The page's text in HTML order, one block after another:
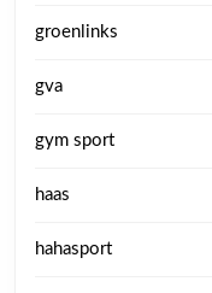
groenlinks
gva
gym sport
haas
hahasport